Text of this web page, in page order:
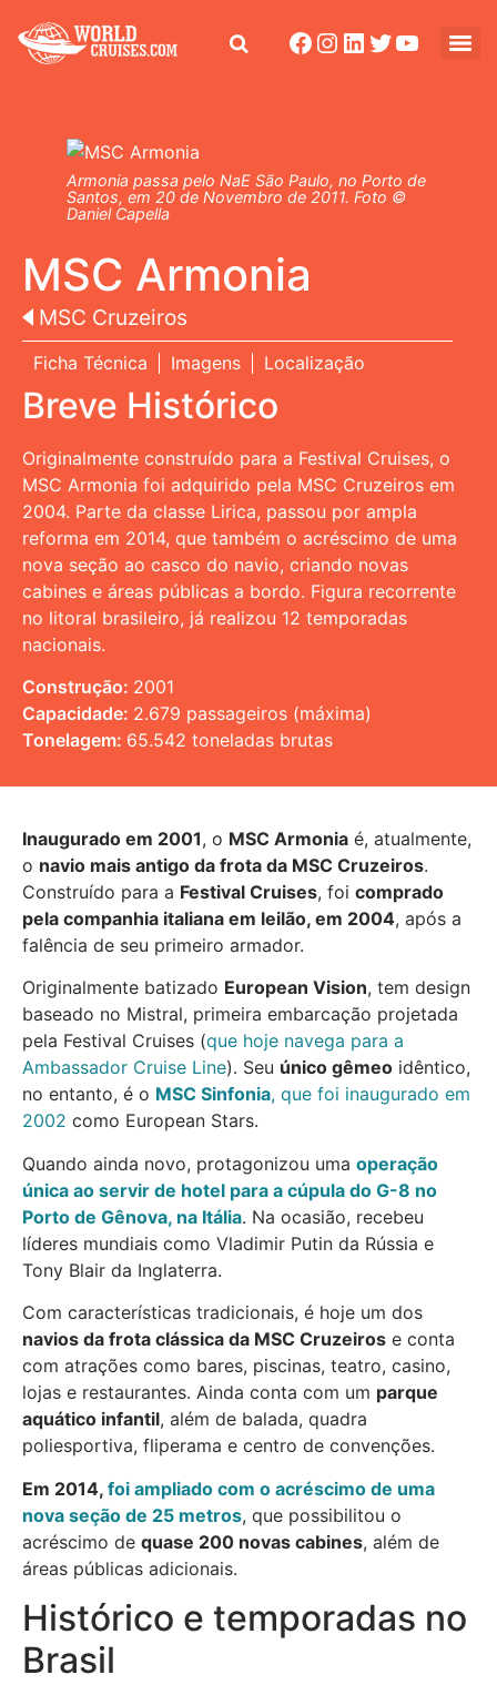
MSC Armonia
MSC Cruzeiros
Ficha Técnica Imagens Localização
Breve Histórico
Originalmente construído para a Festival Cruises, o
MSC Armonia foi adquirido pela MSC Cruzeiros em
2004. Parte da classe Lirica, passou por ampla
reforma em 2014, que também o acréscimo de uma
nova seção ao casco do navio, criando novas
cabines e áreas públicas a bordo. Figura recorrente
no litoral brasileiro, já realizou 12 temporadas
nacionais.
Construção: 2001
Capacidade: 2.679 passageiros (máxima)
Tonelagem: 65.542 toneladas brutas
Armonia passa pelo NaE São Paulo, no Porto de
Santos, em 20 de Novembro de 2011. Foto ©
Daniel Capella
Inaugurado em 2001, o MSC Armonia é, atualmente,
o navio mais antigo da frota da MSC Cruzeiros.
Construído para a Festival Cruises, foi comprado
pela companhia italiana em leilão, em 2004, após a
falência de seu primeiro armador.
Originalmente batizado European Vision, tem design
baseado no Mistral, primeira embarcação projetada
pela Festival Cruises (que hoje navega para a
Ambassador Cruise Line). Seu único gêmeo idêntico,
no entanto, é o MSC Sinfonia, que foi inaugurado em
2002 como European Stars.
Quando ainda novo, protagonizou uma operação
única ao servir de hotel para a cúpula do G-8 no
Porto de Gênova, na Itália. Na ocasião, recebeu
líderes mundiais como Vladimir Putin da Rússia e
Tony Blair da Inglaterra.
Com características tradicionais, é hoje um dos
navios da frota clássica da MSC Cruzeiros e conta
com atrações como bares, piscinas, teatro, casino,
lojas e restaurantes. Ainda conta com um parque
aquático infantil, além de balada, quadra
poliesportiva, fliperama e centro de convenções.
Em 2014, foi ampliado com o acréscimo de uma
nova seção de 25 metros, que possibilitou o
acréscimo de quase 200 novas cabines, além de
áreas públicas adicionais.
Histórico e temporadas no
Brasil